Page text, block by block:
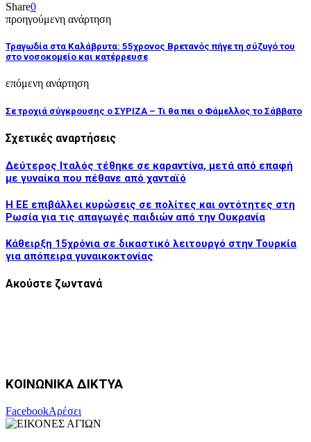
Share0
προηγούμενη ανάρτηση
Τραγωδία στα Καλάβρυτα: 55χρονος Βρετανός πήγε τη σύζυγό του
στο νοσοκομείο και κατέρρευσε
επόμενη ανάρτηση
Σε τροχιά σύγκρουσης ο ΣΥΡΙΖΑ – Τι θα πει ο Φάμελλος το Σάββατο
Σχετικές αναρτήσεις
Δεύτερος Ιταλός τέθηκε σε καραντίνα, μετά από επαφή
με γυναίκα που πέθανε από χανταϊό
Η ΕΕ επιβάλλει κυρώσεις σε πολίτες και οντότητες στη
Ρωσία για τις απαγωγές παιδιών από την Ουκρανία
Κάθειρξη 15χρόνια σε δικαστικό λειτουργό στην Τουρκία
για απόπειρα γυναικοκτονίας
Ακούστε ζωντανά
ΚΟΙΝΩΝΙΚΑ ΔΙΚΤΥΑ
FacebookΑρέσει